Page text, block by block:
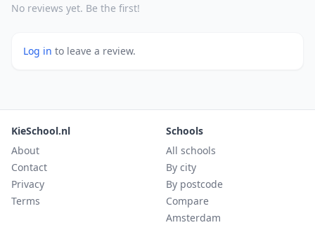
No reviews yet. Be the first!
Log in to leave a review.
KieSchool.nl
About
Contact
Privacy
Terms
Schools
All schools
By city
By postcode
Compare
Amsterdam